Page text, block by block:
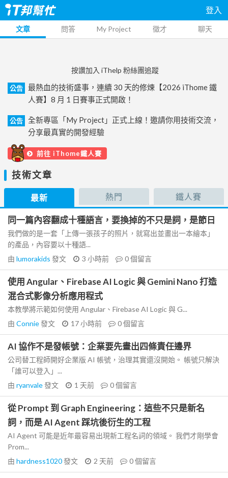
登入
文章 問答 My Project 徵才 聊天
按讚加入 iThelp 粉絲團追蹤
公告
最熱血的技術盛事，連續 30 天的修煉【2026 iThome 鐵
人賽】8 月 1 日賽事正式開啟！
公告
全新專區「My Project」正式上線！邀請你用技術交流，
分享最真實的開發經驗
前往 iThome鐵人賽
技術文章
最新 熱門 鐵人賽
同一篇內容翻成十種語言，要換掉的不只是詞，是節日
我們做的是一套「上傳一張孩子的照片，就寫出並畫出一本繪本」
的產品，內容要以十種語...
由 lumorakids 發文 3 小時前 0個留言
使用 Angular、Firebase AI Logic 與 Gemini Nano 打造
混合式影像分析應用程式
本教學將示範如何使用 Angular、Firebase AI Logic 與 G...
由 Connie發文 17 小時前 0個留言
AI 協作不是發帳號：企業要先畫出四條責任邊界
公司替工程師開好企業版 AI 帳號，治理其實還沒開始。 帳號只解決
「誰可以登入」...
由 ryanvale發文 1 天前 0個留言
從 Prompt 到 Graph Engineering：這些不只是新名
詞，而是 AI Agent 踩坑後衍生的工程
AI Agent 可能是近年最容易出現新工程名詞的領域。 我們才剛學會
Prom...
由 hardness1020發文 2 天前 0個留言